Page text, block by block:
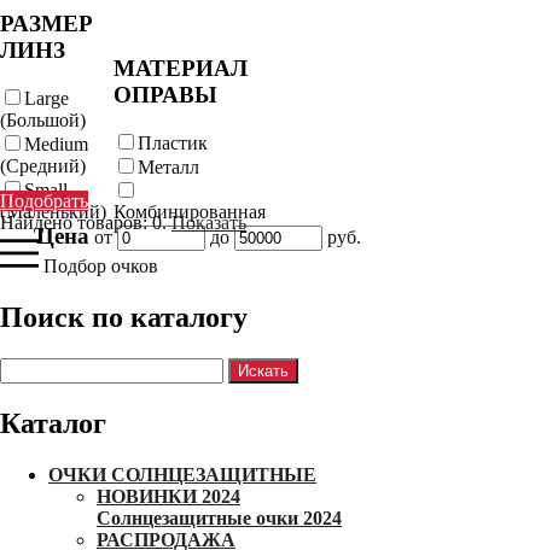
РАЗМЕР
ЛИНЗ
Large
(Большой)
Medium
(Средний)
Small
(Маленький)
МАТЕРИАЛ
ОПРАВЫ
Пластик
Металл
Комбинированная
Ценаот до руб.
Подобрать
Найдено товаров:0.Показать
Подбор очков
Поиск по каталогу
Каталог
ОЧКИ СОЛНЦЕЗАЩИТНЫЕ
НОВИНКИ 2024
Солнцезащитные очки 2024
РАСПРОДАЖА